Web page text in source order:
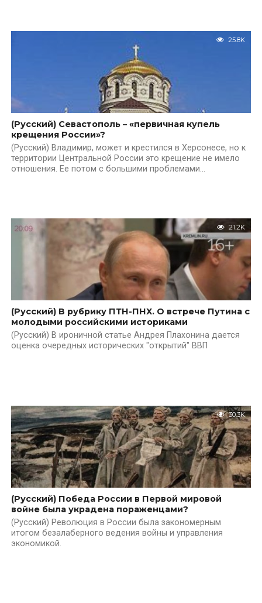
25.8K
(Русский) Севастополь – «первичная купель
крещения России»?
(Русский) Владимир, может и крестился в Херсонесе, но к
территории Центральной России это крещение не имело
отношения. Ее потом с большими проблемами...
21.2K
(Русский) В рубрику ПТН-ПНХ. О встрече Путина с
молодыми российскими историками
(Русский) В ироничной статье Андрея Плахонина дается
оценка очередных исторических "открытий" ВВП
30.3K
(Русский) Победа России в Первой мировой
войне была украдена пораженцами?
(Русский) Революция в России была закономерным
итогом безалаберного ведения войны и управления
экономикой.